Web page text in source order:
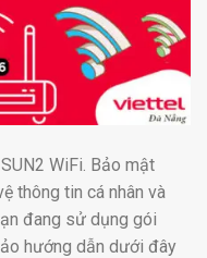
WiFi. Bảo mật
thông tin cá nhân và
đang sử dụng gói
hướng dẫn dưới đây